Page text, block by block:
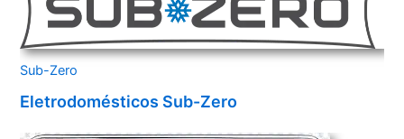
Sub-Zero
Eletrodomésticos Sub-Zero